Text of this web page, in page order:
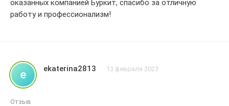
оказанных компанией Буркит, спасибо за отличную
работу и профессионализм!
e ekaterina2813 13 февраля 2023
Отзыв